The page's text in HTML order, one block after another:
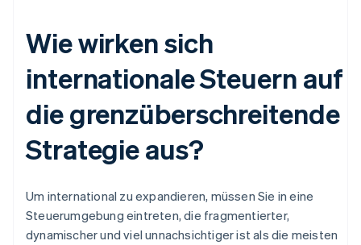
Wie wirken sich
internationale Steuern auf
die grenzüberschreitende
Strategie aus?
Um international zu expandieren, müssen Sie in eine
Steuerumgebung eintreten, die fragmentierter,
dynamischer und viel unnachsichtiger ist als die meisten